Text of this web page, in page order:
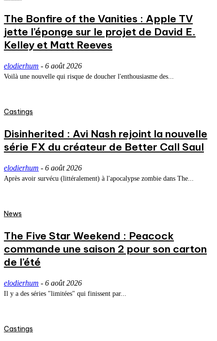
The Bonfire of the Vanities : Apple TV
jette l’éponge sur le projet de David E.
Kelley et Matt Reeves
elodierhum - 6 août 2026
Voilà une nouvelle qui risque de doucher l'enthousiasme des...
Castings
Disinherited : Avi Nash rejoint la nouvelle
série FX du créateur de Better Call Saul
elodierhum - 6 août 2026
Après avoir survécu (littéralement) à l'apocalypse zombie dans The...
News
The Five Star Weekend : Peacock
commande une saison 2 pour son carton
de l’été
elodierhum - 6 août 2026
Il y a des séries "limitées" qui finissent par...
Castings